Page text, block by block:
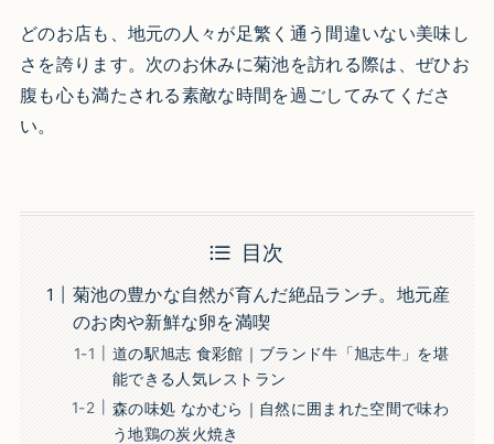
どのお店も、地元の人々が足繁く通う間違いない美味し
さを誇ります。次のお休みに菊池を訪れる際は、ぜひお
腹も心も満たされる素敵な時間を過ごしてみてくださ
い。
目次
菊池の豊かな自然が育んだ絶品ランチ。地元産
のお肉や新鮮な卵を満喫
道の駅旭志 食彩館｜ブランド牛「旭志牛」を堪
能できる人気レストラン
森の味処 なかむら｜自然に囲まれた空間で味わ
う地鶏の炭火焼き